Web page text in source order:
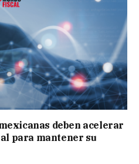
deben acelerar
para mantener su